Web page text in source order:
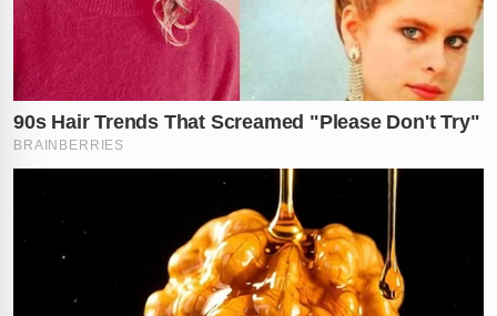
Especialistas reforçam que o contexto é fundamental
para entender cada caso clínico. Não se trata de um
diagnóstico fechado, mas de um padrão de
comportamento que merece atenção redobrada. Se o
riso vem acompanhado de uma
em falar sobre sentimentos
ou de um sofrimento
constante que nunca é verbalizado, é um indício claro
de que a saúde mental precisa de suporte especializado